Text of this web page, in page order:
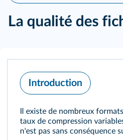
La qualité des
Introduction
Il existe de nombreux
taux de compression
n'est pas sans conséquence